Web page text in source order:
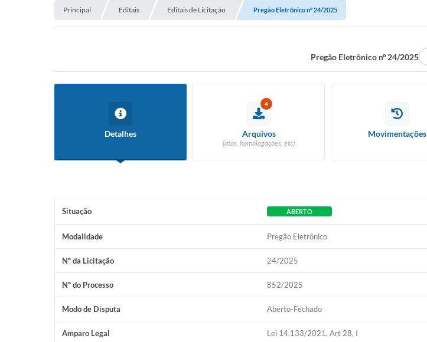
Principal Editais Editais de Licitação Pregão Eletrônico nº 24/2025
Pregão Eletrônico nº 24/2025
Detalhes
4
Arquivos
(atas, homologações, etc)
Movimentações
Situação ABERTO
Modalidade Pregão Eletrônico
Nº da Licitação 24/2025
Nº do Processo 852/2025
Modo de Disputa Aberto-Fechado
Amparo Legal Lei 14.133/2021, Art 28, I